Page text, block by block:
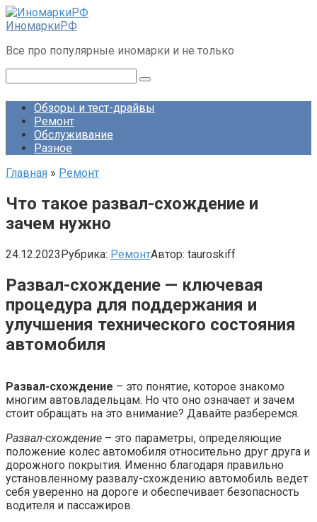
Перейти
к
ИномаркиРФ
Все про популярные иномарки и не только
Обзоры и тест-драйвы
Ремонт
Обслуживание
Разное
Главная » Ремонт
Что такое развал-схождение и
зачем нужно
24.12.2023Рубрика: РемонтАвтор: tauroskiff
Развал-схождение — ключевая
процедура для поддержания и
улучшения технического состояния
автомобиля
Развал-схождение – это понятие, которое знакомо
многим автовладельцам. Но что оно означает и зачем
стоит обращать на это внимание? Давайте разберемся.
Развал-схождение – это параметры, определяющие
положение колес автомобиля относительно друг друга и
дорожного покрытия. Именно благодаря правильно
установленному развалу-схождению автомобиль ведет
себя уверенно на дороге и обеспечивает безопасность
водителя и пассажиров.